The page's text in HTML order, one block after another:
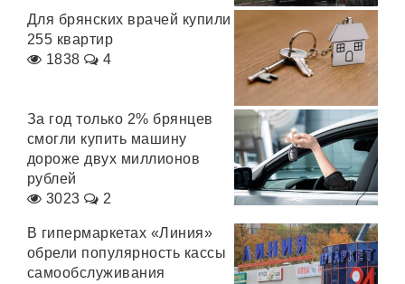
Для брянских врачей купили
255 квартир
1838
4
За год только 2% брянцев
смогли купить машину
дороже двух миллионов
рублей
3023
2
В гипермаркетах «Линия»
обрели популярность кассы
самообслуживания